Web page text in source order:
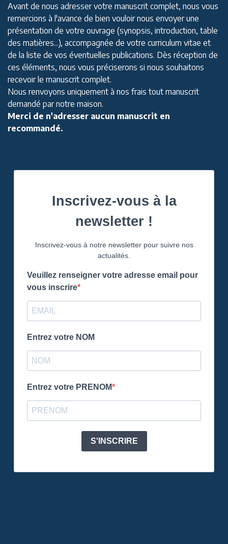
Avant de nous adresser votre manuscrit complet, nous vous
remercions à l'avance de bien vouloir nous envoyer une
présentation de votre ouvrage (synopsis, introduction, table
des matières...), accompagnée de votre curriculum vitae et
de la liste de vos éventuelles publications. Dès réception de
ces éléments, nous vous préciserons si nous souhaitons
recevoir le manuscrit complet.
Nous renvoyons uniquement à nos frais tout manuscrit
demandé par notre maison.
Merci de n'adresser aucun manuscrit en
recommandé.
Inscrivez-vous à la
newsletter !
Inscrivez-vous à notre newsletter pour suivre nos
actualités.
Veuillez renseigner votre adresse email pour
vous inscrire
Entrez votre NOM
Entrez votre PRENOM
S'INSCRIRE